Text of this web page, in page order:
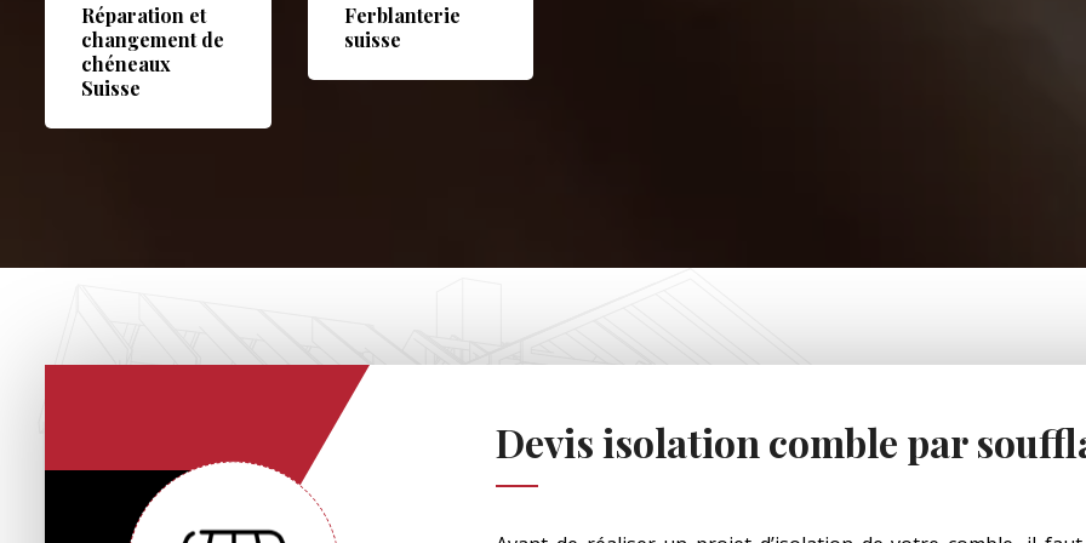
Réparation et
changement de
chéneaux
Suisse
Ferblanterie
suisse
Devis isolation comble par